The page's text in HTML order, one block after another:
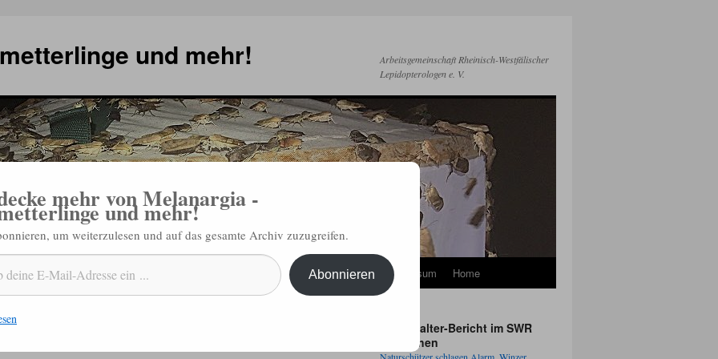
und mehr!
Arbeitsgemeinschaft Rheinisch-Westfälischer
Lepidopterologen e. V.
Termine Schmetterling des Jahres Verbreitungskarten ↗ Kontakt Impressum Home
Apollofalter-Bericht im SWR
Fernsehen
mehr von Melanargia -
und mehr!
um weiterzulesen und auf das gesamte Archiv zuzugreifen.
Abonnieren